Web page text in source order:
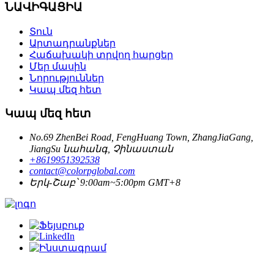
ՆԱՎԻԳԱՑԻԱ
Տուն
Արտադրանքներ
Հաճախակի տրվող հարցեր
Մեր մասին
Նորություններ
Կապ մեզ հետ
Կապ մեզ հետ
No.69 ZhenBei Road, FengHuang Town, ZhangJiaGang,
JiangSu նահանգ, Չինաստան
+8619951392538
contact@colorpglobal.com
Երկ-Շաբ՝ 9:00am~5:00pm GMT+8